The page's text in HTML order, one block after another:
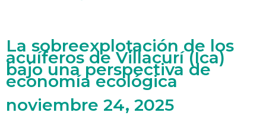
La sobreexplotación de los
acuíferos de Villacurí (Ica)
bajo una perspectiva de
economía ecológica
noviembre 24, 2025